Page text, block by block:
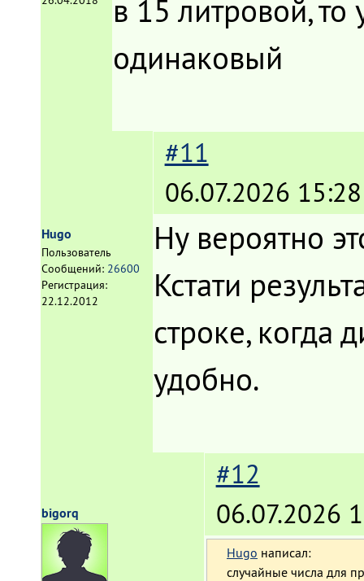
в 15 литровой,
одинаковый
Hugo
Пользователь
Сообщений: 26600
Регистрация:
22.12.2012
#11
06.07.2026
Ну вероятно
Кстати
строке, когда
удобно.
bigorq
#12
06.07.2026
Hugo написал:
случайные числа для